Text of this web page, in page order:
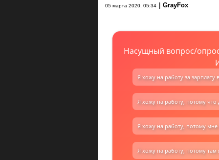
05 марта 2020, 05:34 GrayFox
Насущный вопрос/
Я хожу на работу за зарплату
Я хожу на работу, потому что
Я хожу на работу, потому мне
Я хожу на работу, потому там